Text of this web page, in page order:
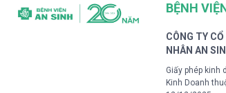
BỆNH
CÔNG TY
NHÂN AN
Giấy phép kinh
Kinh Doanh